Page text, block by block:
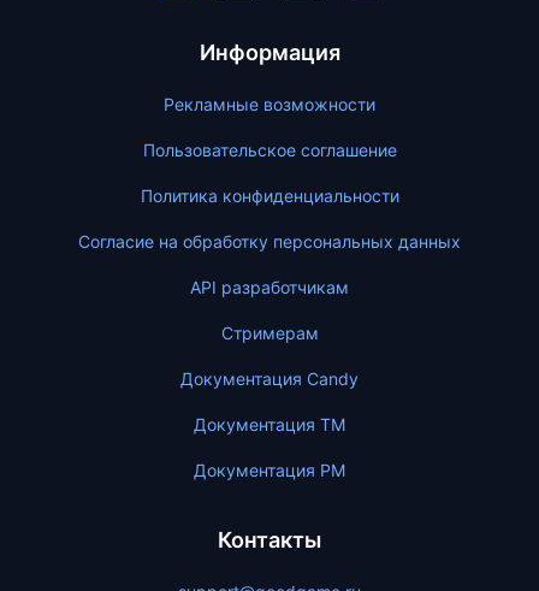
Информация
Рекламные возможности
Пользовательское соглашение
Политика конфиденциальности
Согласие на обработку персональных данных
API разработчикам
Стримерам
Документация Candy
Документация ТМ
Документация PM
Контакты